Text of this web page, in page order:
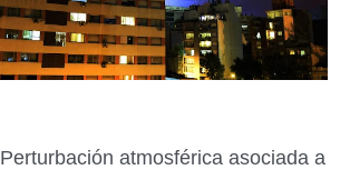
Perturbación atmosférica asociada a